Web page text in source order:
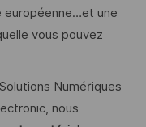
européenne…et une
vous pouvez
Numériques
nous